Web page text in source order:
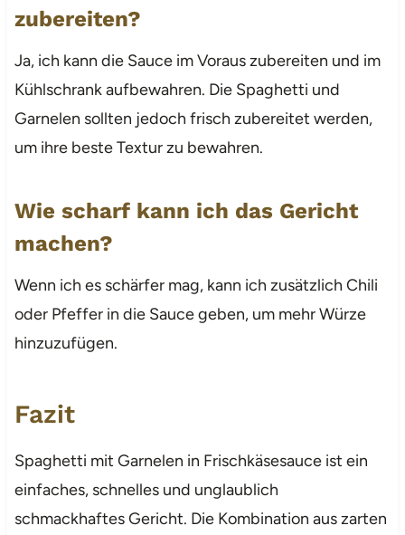
zubereiten?
Ja, ich kann die Sauce im Voraus zubereiten und im
Kühlschrank aufbewahren. Die Spaghetti und
Garnelen sollten jedoch frisch zubereitet werden,
um ihre beste Textur zu bewahren.
Wie scharf kann ich das Gericht
machen?
Wenn ich es schärfer mag, kann ich zusätzlich Chili
oder Pfeffer in die Sauce geben, um mehr Würze
hinzuzufügen.
Fazit
Spaghetti mit Garnelen in Frischkäsesauce ist ein
einfaches, schnelles und unglaublich
schmackhaftes Gericht. Die Kombination aus zarten